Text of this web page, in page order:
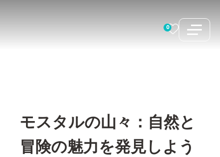
0
モスタルの山々：自然と
冒険の魅力を発見しよう